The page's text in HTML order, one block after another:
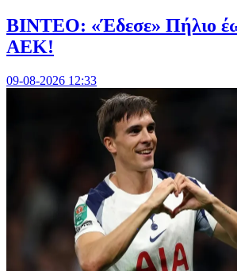
ΒΙΝΤΕΟ: «Έδεσε» Πήλιο
ΑΕΚ!
09-08-2026 12:33